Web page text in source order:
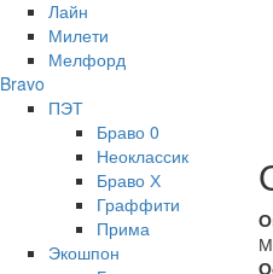
Лайн
Милети
Мелфорд
Bravo
ПЭТ
Браво 0
Неоклассик
Браво Х
Граффити
Прима
Экошпон